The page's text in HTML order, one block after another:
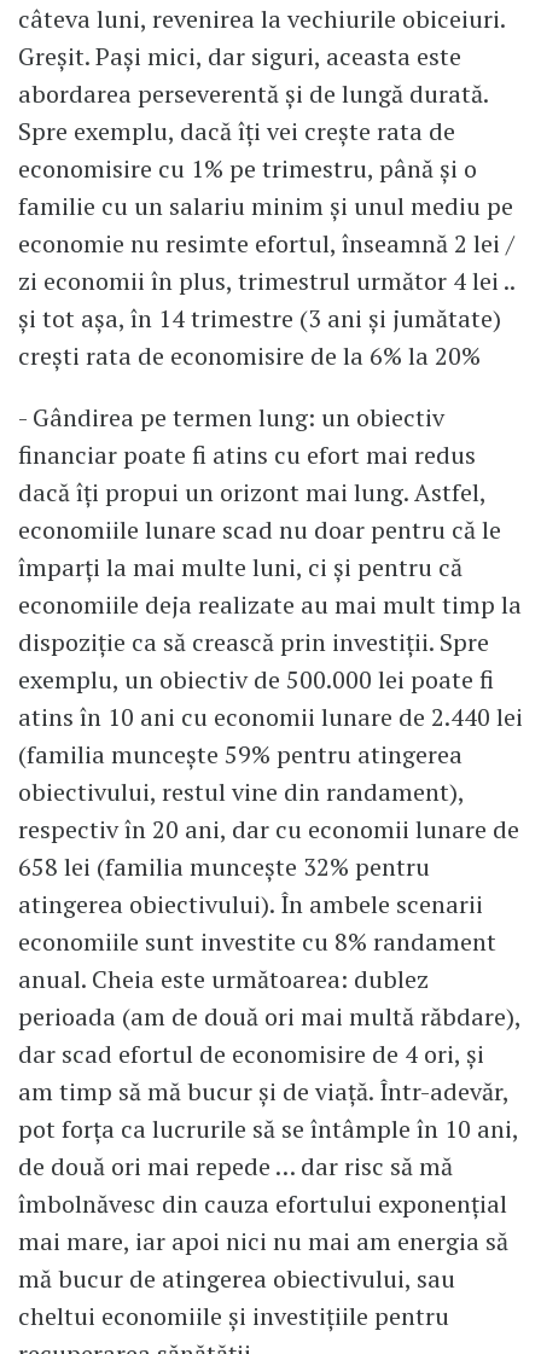
câteva luni, revenirea la vechiurile obiceiuri.
Greșit. Pași mici, dar siguri, aceasta este
abordarea perseverentă și de lungă durată.
Spre exemplu, dacă îți vei crește rata de
economisire cu 1% pe trimestru, până și o
familie cu un salariu minim și unul mediu pe
economie nu resimte efortul, înseamnă 2 lei /
zi economii în plus, trimestrul următor 4 lei ..
și tot așa, în 14 trimestre (3 ani și jumătate)
crești rata de economisire de la 6% la 20%
- Gândirea pe termen lung: un obiectiv
financiar poate fi atins cu efort mai redus
dacă îți propui un orizont mai lung. Astfel,
economiile lunare scad nu doar pentru că le
împarți la mai multe luni, ci și pentru că
economiile deja realizate au mai mult timp la
dispoziție ca să crească prin investiții. Spre
exemplu, un obiectiv de 500.000 lei poate fi
atins în 10 ani cu economii lunare de 2.440 lei
(familia muncește 59% pentru atingerea
obiectivului, restul vine din randament),
respectiv în 20 ani, dar cu economii lunare de
658 lei (familia muncește 32% pentru
atingerea obiectivului). În ambele scenarii
economiile sunt investite cu 8% randament
anual. Cheia este următoarea: dublez
perioada (am de două ori mai multă răbdare),
dar scad efortul de economisire de 4 ori, și
am timp să mă bucur și de viață. Într-adevăr,
pot forța ca lucrurile să se întâmple în 10 ani,
de două ori mai repede … dar risc să mă
îmbolnăvesc din cauza efortului exponențial
mai mare, iar apoi nici nu mai am energia să
mă bucur de atingerea obiectivului, sau
cheltui economiile și investițiile pentru